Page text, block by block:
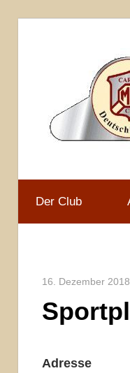
Club
Der Club
16. Dezember 2018
Adresse